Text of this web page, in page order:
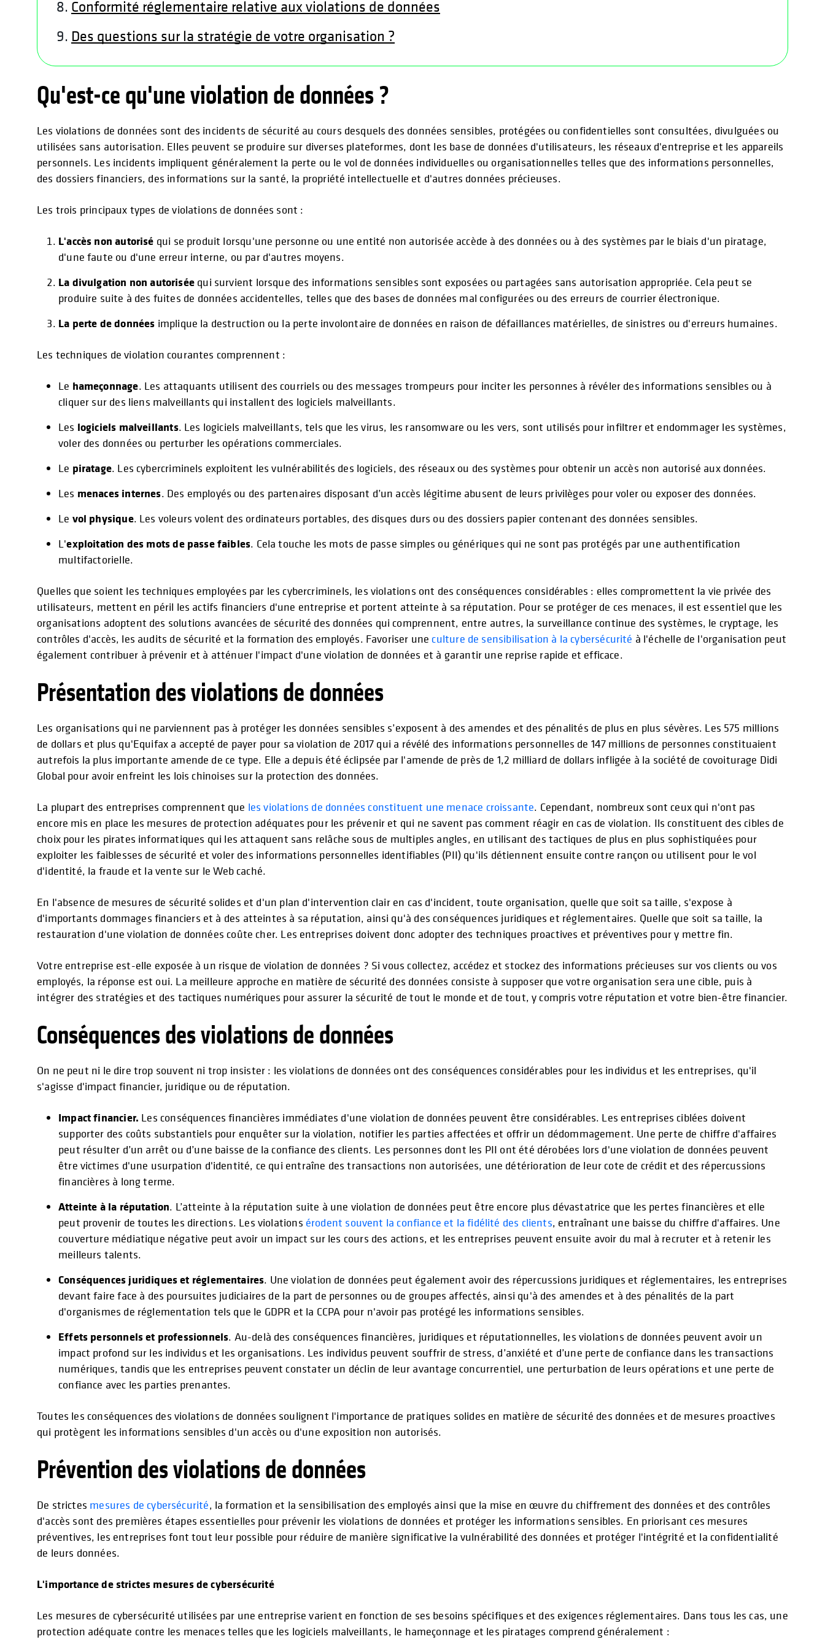
Conformité réglementaire relative aux violations de données
Des questions sur la stratégie de votre organisation ?
Qu'est-ce qu'une violation de données ?
Les violations de données sont des incidents de sécurité au cours desquels des données sensibles, protégées ou confidentielles sont consultées, divulguées ou
utilisées sans autorisation. Elles peuvent se produire sur diverses plateformes, dont les base de données d'utilisateurs, les réseaux d'entreprise et les appareils
personnels. Les incidents impliquent généralement la perte ou le vol de données individuelles ou organisationnelles telles que des informations personnelles,
des dossiers financiers, des informations sur la santé, la propriété intellectuelle et d'autres données précieuses.
Les trois principaux types de violations de données sont :
L'accès non autorisé qui se produit lorsqu'une personne ou une entité non autorisée accède à des données ou à des systèmes par le biais d'un piratage,
d'une faute ou d'une erreur interne, ou par d'autres moyens.
La divulgation non autorisée qui survient lorsque des informations sensibles sont exposées ou partagées sans autorisation appropriée. Cela peut se
produire suite à des fuites de données accidentelles, telles que des bases de données mal configurées ou des erreurs de courrier électronique.
La perte de données implique la destruction ou la perte involontaire de données en raison de défaillances matérielles, de sinistres ou d'erreurs humaines.
Les techniques de violation courantes comprennent :
Le hameçonnage. Les attaquants utilisent des courriels ou des messages trompeurs pour inciter les personnes à révéler des informations sensibles ou à
cliquer sur des liens malveillants qui installent des logiciels malveillants.
Les logiciels malveillants. Les logiciels malveillants, tels que les virus, les ransomware ou les vers, sont utilisés pour infiltrer et endommager les systèmes,
voler des données ou perturber les opérations commerciales.
Le piratage. Les cybercriminels exploitent les vulnérabilités des logiciels, des réseaux ou des systèmes pour obtenir un accès non autorisé aux données.
Les menaces internes. Des employés ou des partenaires disposant d’un accès légitime abusent de leurs privilèges pour voler ou exposer des données.
Le vol physique. Les voleurs volent des ordinateurs portables, des disques durs ou des dossiers papier contenant des données sensibles.
L'exploitation des mots de passe faibles. Cela touche les mots de passe simples ou génériques qui ne sont pas protégés par une authentification
multifactorielle.
Quelles que soient les techniques employées par les cybercriminels, les violations ont des conséquences considérables : elles compromettent la vie privée des
utilisateurs, mettent en péril les actifs financiers d'une entreprise et portent atteinte à sa réputation. Pour se protéger de ces menaces, il est essentiel que les
organisations adoptent des solutions avancées de sécurité des données qui comprennent, entre autres, la surveillance continue des systèmes, le cryptage, les
contrôles d'accès, les audits de sécurité et la formation des employés. Favoriser uneculture de sensibilisation à la cybersécurité à l'échelle de l'organisation peut
également contribuer à prévenir et à atténuer l'impact d'une violation de données et à garantir une reprise rapide et efficace.
Présentation des violations de données
Les organisations qui ne parviennent pas à protéger les données sensibles s’exposent à des amendes et des pénalités de plus en plus sévères. Les 575 millions
de dollars et plus qu'Equifax a accepté de payer pour sa violation de 2017 qui a révélé des informations personnelles de 147 millions de personnes constituaient
autrefois la plus importante amende de ce type. Elle a depuis été éclipsée par l'amende de près de 1,2 milliard de dollars infligée à la société de covoiturage Didi
Global pour avoir enfreint les lois chinoises sur la protection des données.
La plupart des entreprises comprennent que les violations de données constituent une menace croissante. Cependant, nombreux sont ceux qui n'ont pas
encore mis en place les mesures de protection adéquates pour les prévenir et qui ne savent pas comment réagir en cas de violation. Ils constituent des cibles de
choix pour les pirates informatiques qui les attaquent sans relâche sous de multiples angles, en utilisant des tactiques de plus en plus sophistiquées pour
exploiter les faiblesses de sécurité et voler des informations personnelles identifiables (PII) qu'ils détiennent ensuite contre rançon ou utilisent pour le vol
d'identité, la fraude et la vente sur le Web caché.
En l'absence de mesures de sécurité solides et d'un plan d'intervention clair en cas d'incident, toute organisation, quelle que soit sa taille, s'expose à
d'importants dommages financiers et à des atteintes à sa réputation, ainsi qu'à des conséquences juridiques et réglementaires. Quelle que soit sa taille, la
restauration d'une violation de données coûte cher. Les entreprises doivent donc adopter des techniques proactives et préventives pour y mettre fin.
Votre entreprise est-elle exposée à un risque de violation de données ? Si vous collectez, accédez et stockez des informations précieuses sur vos clients ou vos
employés, la réponse est oui. La meilleure approche en matière de sécurité des données consiste à supposer que votre organisation sera une cible, puis à
intégrer des stratégies et des tactiques numériques pour assurer la sécurité de tout le monde et de tout, y compris votre réputation et votre bien-être financier.
Conséquences des violations de données
On ne peut ni le dire trop souvent ni trop insister : les violations de données ont des conséquences considérables pour les individus et les entreprises, qu'il
s'agisse d'impact financier, juridique ou de réputation.
Impact financier. Les conséquences financières immédiates d'une violation de données peuvent être considérables. Les entreprises ciblées doivent
supporter des coûts substantiels pour enquêter sur la violation, notifier les parties affectées et offrir un dédommagement. Une perte de chiffre d'affaires
peut résulter d’un arrêt ou d’une baisse de la confiance des clients. Les personnes dont les PII ont été dérobées lors d'une violation de données peuvent
être victimes d'une usurpation d'identité, ce qui entraîne des transactions non autorisées, une détérioration de leur cote de crédit et des répercussions
financières à long terme.
Atteinte à la réputation. L’atteinte à la réputation suite à une violation de données peut être encore plus dévastatrice que les pertes financières et elle
peut provenir de toutes les directions. Les violations érodent souvent la confiance et la fidélité des clients
s’ouvre dans un nouvel onglet
, entraînant une baisse du chiffre d'affaires. Une
couverture médiatique négative peut avoir un impact sur les cours des actions, et les entreprises peuvent ensuite avoir du mal à recruter et à retenir les
meilleurs talents.
Conséquences juridiques et réglementaires. Une violation de données peut également avoir des répercussions juridiques et réglementaires, les entreprises
devant faire face à des poursuites judiciaires de la part de personnes ou de groupes affectés, ainsi qu'à des amendes et à des pénalités de la part
d'organismes de réglementation tels que le GDPR et la CCPA pour n'avoir pas protégé les informations sensibles.
Effets personnels et professionnels. Au-delà des conséquences financières, juridiques et réputationnelles, les violations de données peuvent avoir un
impact profond sur les individus et les organisations. Les individus peuvent souffrir de stress, d’anxiété et d’une perte de confiance dans les transactions
numériques, tandis que les entreprises peuvent constater un déclin de leur avantage concurrentiel, une perturbation de leurs opérations et une perte de
confiance avec les parties prenantes.
Toutes les conséquences des violations de données soulignent l'importance de pratiques solides en matière de sécurité des données et de mesures proactives
qui protègent les informations sensibles d'un accès ou d'une exposition non autorisés.
Prévention des violations de données
De strictes mesures de cybersécurité, la formation et la sensibilisation des employés ainsi que la mise en œuvre du chiffrement des données et des contrôles
d'accès sont des premières étapes essentielles pour prévenir les violations de données et protéger les informations sensibles. En priorisant ces mesures
préventives, les entreprises font tout leur possible pour réduire de manière significative la vulnérabilité des données et protéger l'intégrité et la confidentialité
de leurs données.
L'importance de strictes mesures de cybersécurité
Les mesures de cybersécurité utilisées par une entreprise varient en fonction de ses besoins spécifiques et des exigences réglementaires. Dans tous les cas, une
protection adéquate contre les menaces telles que les logiciels malveillants, le hameçonnage et les piratages comprend généralement :